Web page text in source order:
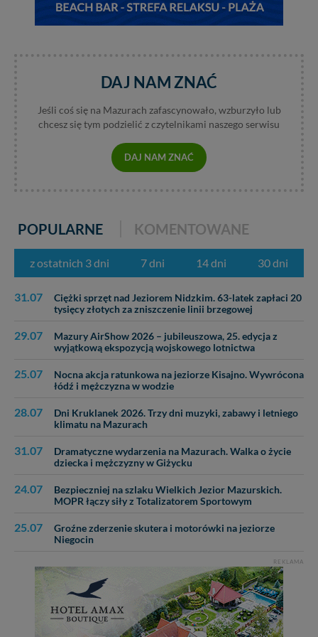
DAJ NAM ZNAĆ
Jeśli coś się na Mazurach zafascynowało, wzburzyło lub
chcesz się tym podzielić z czytelnikami naszego serwisu
DAJ NAM ZNAĆ
POPULARNE KOMENTOWANE
z ostatnich 3 dni 7 dni 14 dni 30 dni
31.07
Ciężki sprzęt nad Jeziorem Nidzkim. 63-latek zapłaci 20
tysięcy złotych za zniszczenie linii brzegowej
29.07
Mazury AirShow 2026 – jubileuszowa, 25. edycja z
wyjątkową ekspozycją wojskowego lotnictwa
25.07
Nocna akcja ratunkowa na jeziorze Kisajno. Wywrócona
łódź i mężczyzna w wodzie
28.07
Dni Kruklanek 2026. Trzy dni muzyki, zabawy i letniego
klimatu na Mazurach
31.07
Dramatyczne wydarzenia na Mazurach. Walka o życie
dziecka i mężczyzny w Giżycku
24.07
Bezpieczniej na szlaku Wielkich Jezior Mazurskich.
MOPR łączy siły z Totalizatorem Sportowym
25.07
Groźne zderzenie skutera i motorówki na jeziorze
Niegocin
REKLAMA
nowo...